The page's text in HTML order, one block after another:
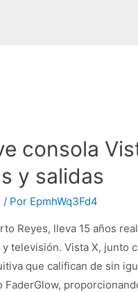
consola
y salidas
/ Por EpmhWq3Fd4
Reyes, lleva 15 años
televisión. Vista X, junto
que califican de sin